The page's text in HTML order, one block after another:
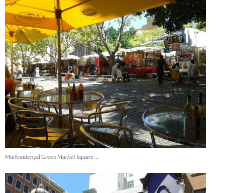
Marknaden på Green Market Square …